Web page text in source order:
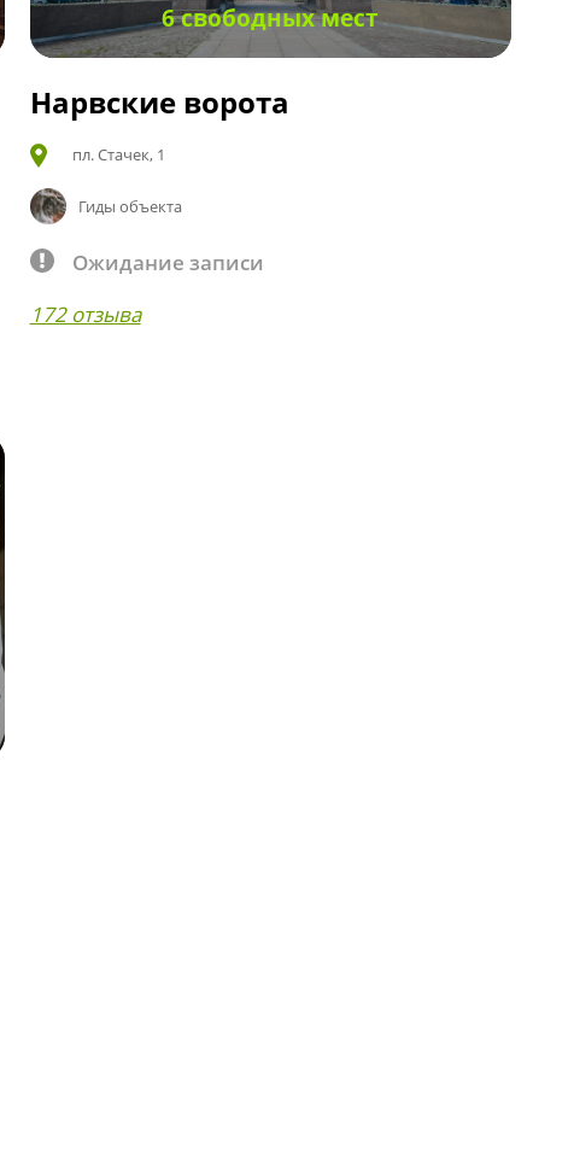
6 свободных мест
Нарвские ворота
пл. Стачек, 1
Гиды объекта
Ожидание записи
172 отзыва